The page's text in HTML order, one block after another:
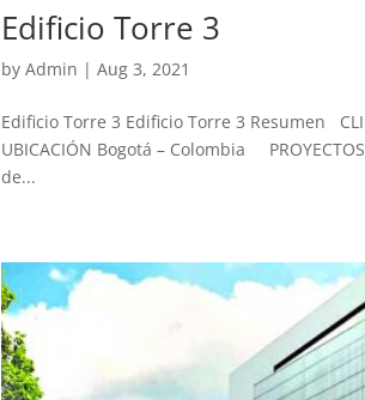
Edificio Torre 3
byAdmin |Aug 3, 2021
Edificio Torre 3 Edificio Torre 3 Resumen
UBICACIÓN Bogotá – Colombia
de...